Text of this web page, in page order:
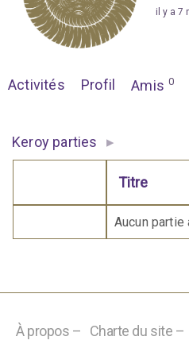
il y a 7
Activités Profil Amis 0
Keroy parties ▸
Comporte des pièces
Titre
Aucun partie
À propos – Charte du site –